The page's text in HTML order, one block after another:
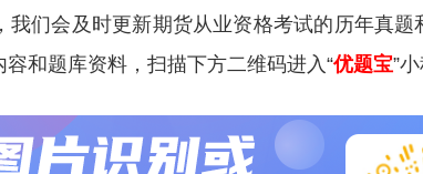
我们会及时更新期货从业资格考试的历年真
和题库资料，扫描下方二维码进入“优题宝”